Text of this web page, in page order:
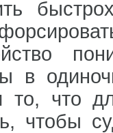
в
что
чтобы